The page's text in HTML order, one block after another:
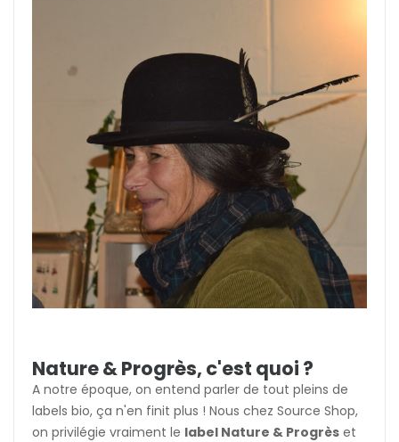
Nature & Progrès, c'est quoi ?
A notre époque, on entend parler de tout pleins de
labels bio, ça n'en finit plus ! Nous chez Source Shop,
on privilégie vraiment le label Nature & Progrès et